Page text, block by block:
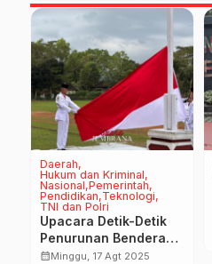
Daerah
Hukum dan Kriminal
Nasional Pemerintah
Pendidikan Teknologi
TNI dan Polri
Upacara Detik-Detik
Penurunan Bendera
Pusaka di HUT Ke-80
calendar_monthMinggu, 17 Agt 2025